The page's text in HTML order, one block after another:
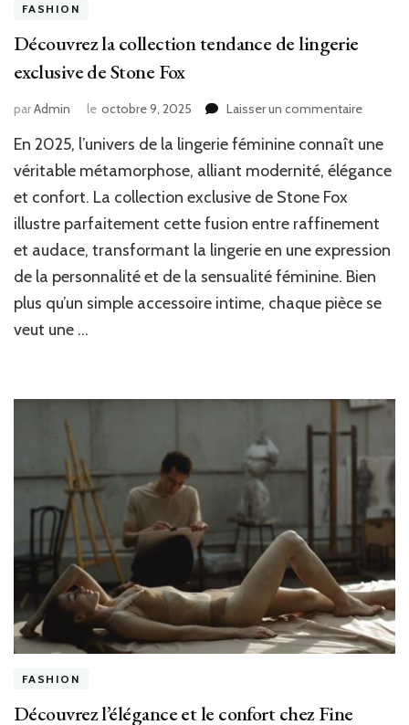
FASHION
Découvrez la collection tendance de lingerie
exclusive de Stone Fox
parAdmin le octobre 9, 2025 Laisser un commentairesur
la
lingerie
Stone
Fox
En 2025, l’univers de la lingerie féminine connaît une
véritable métamorphose, alliant modernité, élégance
et confort. La collection exclusive de Stone Fox
illustre parfaitement cette fusion entre raffinement
et audace, transformant la lingerie en une expression
de la personnalité et de la sensualité féminine. Bien
plus qu’un simple accessoire intime, chaque pièce se
veut une …
FASHION
Découvrez l’élégance et le confort chez Fine